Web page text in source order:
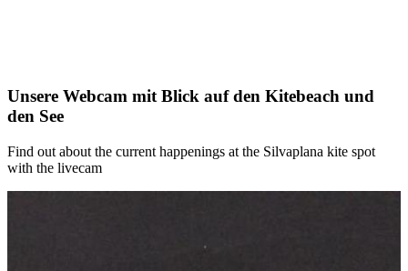
Unsere Webcam mit Blick auf den Kitebeach und
den See
Find out about the current happenings at the Silvaplana kite spot
with the livecam